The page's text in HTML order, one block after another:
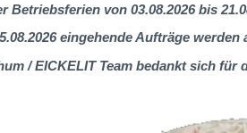
Betriebsferien von 03.08.2026 bis
eingehende Aufträge
/ EICKELIT Team bedankt sich für